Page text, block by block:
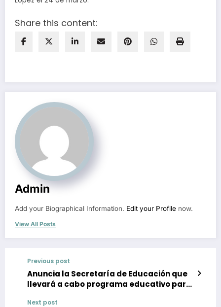
Share this content:
Admin
Add your Biographical Information. Edit your Profile now.
View All Posts
Previous post
Anuncia la Secretaría de Educación que
llevará a cabo programa educativo para
Next post